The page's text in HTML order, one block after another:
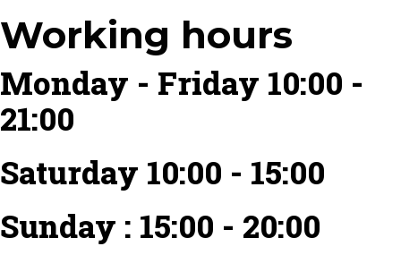
Working hours
Monday - Friday 10:00 -
21:00
Saturday 10:00 - 15:00
Sunday : 15:00 - 20:00